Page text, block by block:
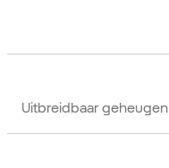
Uitbreidbaar geheugen